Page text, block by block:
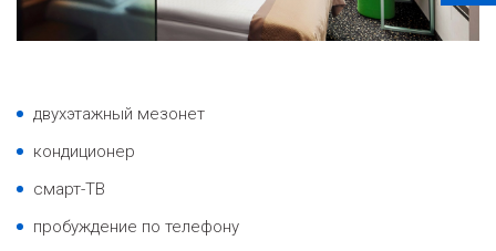
двухэтажный мезонет
кондиционер
смарт-ТВ
пробуждение по телефону